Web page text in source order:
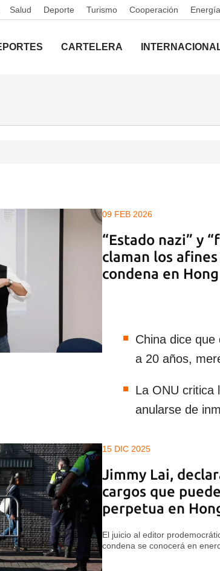
Salud Deporte Turismo Cooperación Energía
CARTELERA
09 FEB 2026
“Estado nazi” y
claman los
condena en
China dice que
a 20 años,
La ONU critica
anularse de
15 DIC 2025
Jimmy Lai,
cargos que
perpetua en
El juicio al editor
condena se conocerá en